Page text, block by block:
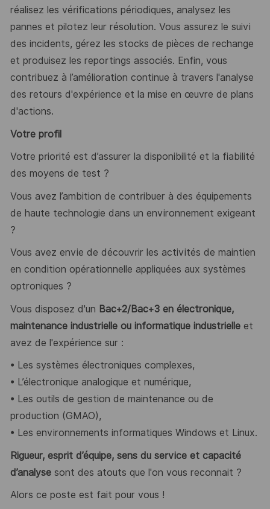
réalisez les vérifications périodiques, analysez les
pannes et pilotez leur résolution. Vous assurez le suivi
des incidents, gérez les stocks de pièces de rechange
et produisez les reportings associés. Enfin, vous
contribuez à l’amélioration continue à travers l'analyse
des retours d'expérience et la mise en œuvre de plans
d'actions.
Votre profil
Votre priorité est d’assurer la disponibilité et la fiabilité
des moyens de test ?
Vous avez l’ambition de contribuer à des équipements
de haute technologie dans un environnement exigeant
?
Vous avez envie de découvrir les activités de maintien
en condition opérationnelle appliquées aux systèmes
optroniques ?
Vous disposez d'un Bac+2/Bac+3 en électronique,
maintenance industrielle ou informatique industrielleet
avez de l'expérience sur :
• Les systèmes électroniques complexes,
• L’électronique analogique et numérique,
• Les outils de gestion de maintenance ou de
production (GMAO),
• Les environnements informatiques Windows et Linux.
Rigueur, esprit d’équipe, sens du service et capacité
d’analysesont des atouts que l'on vous reconnait ?
Alors ce poste est fait pour vous !